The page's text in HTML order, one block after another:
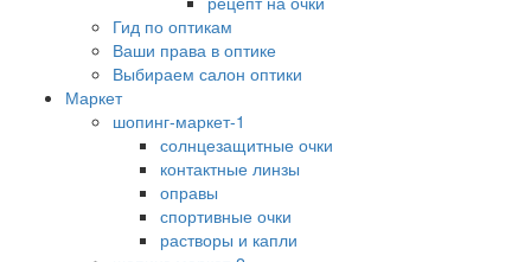
Гид по оптикам
Ваши права в оптике
Выбираем салон оптики
Маркет
шопинг-маркет-1
солнцезащитные очки
контактные линзы
оправы
спортивные очки
растворы и капли